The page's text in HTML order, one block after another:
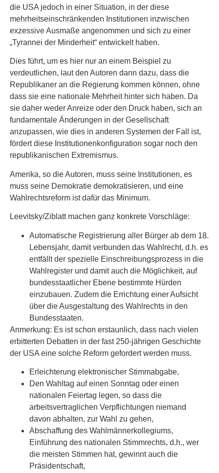
die USA jedoch in einer Situation, in der diese
mehrheitseinschränkenden Institutionen inzwischen
exzessive Ausmaße angenommen und sich zu einer
„Tyrannei der Minderheit“ entwickelt haben.
Dies führt, um es hier nur an einem Beispiel zu
verdeutlichen, laut den Autoren dann dazu, dass die
Republikaner an die Regierung kommen können, ohne
dass sie eine nationale Mehrheit hinter sich haben. Da
sie daher weder Anreize oder den Druck haben, sich an
fundamentale Änderungen in der Gesellschaft
anzupassen, wie dies in anderen Systemen der Fall ist,
fördert diese Institutionenkonfiguration sogar noch den
republikanischen Extremismus.
Amerika, so die Autoren, muss seine Institutionen, es
muss seine Demokratie demokratisieren, und eine
Wahlrechtsreform ist dafür das Minimum.
Leevitsky/Ziblatt machen ganz konkrete Vorschläge:
Automatische Registrierung aller Bürger ab dem 18.
Lebensjahr, damit verbunden das Wahlrecht, d.h. es
entfällt der spezielle Einschreibungsprozess in die
Wahlregister und damit auch die Möglichkeit, auf
bundesstaatlicher Ebene bestimmte Hürden
einzubauen. Zudem die Errichtung einer Aufsicht
über die Ausgestaltung des Wahlrechts in den
Bundesstaaten.
Anmerkung: Es ist schon erstaunlich, dass nach vielen
erbitterten Debatten in der fast 250-jährigen Geschichte
der USA eine solche Reform gefordert werden muss.
Erleichterung elektronischer Stimmabgabe,
Den Wahltag auf einen Sonntag oder einen
nationalen Feiertag legen, so dass die
arbeitsvertraglichen Verpflichtungen niemand
davon abhalten, zur Wahl zu gehen,
Abschaffung des Wahlmännerkollegiums,
Einführung des nationalen Stimmrechts, d.h., wer
die meisten Stimmen hat, gewinnt auch die
Präsidentschaft,